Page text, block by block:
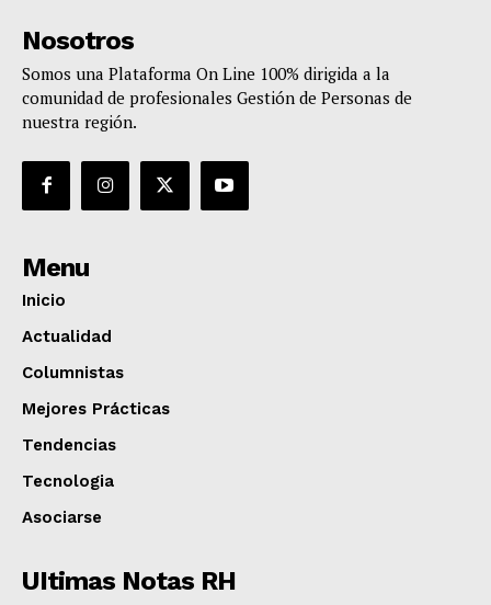
Nosotros
Somos una Plataforma On Line 100% dirigida a la
comunidad de profesionales Gestión de Personas de
nuestra región.
Menu
Inicio
Actualidad
Columnistas
Mejores Prácticas
Tendencias
Tecnologia
Asociarse
UItimas Notas RH